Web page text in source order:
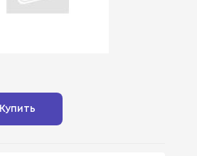
Купить